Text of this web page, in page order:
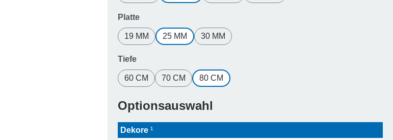
Platteauswählen
19 MM 25 MM 30 MM
Tiefeauswählen
60 CM 70 CM 80 CM
Optionsauswahl
Dekore ¹